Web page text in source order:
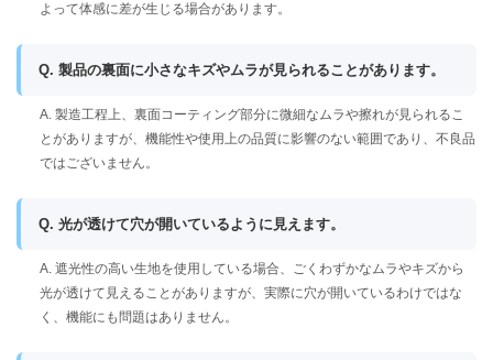
よって体感に差が生じる場合があります。
Q. 製品の裏面に小さなキズやムラが見られることがあります。
A. 製造工程上、裏面コーティング部分に微細なムラや擦れが見られるこ
とがありますが、機能性や使用上の品質に影響のない範囲であり、不良品
ではございません。
Q. 光が透けて穴が開いているように見えます。
A. 遮光性の高い生地を使用している場合、ごくわずかなムラやキズから
光が透けて見えることがありますが、実際に穴が開いているわけではな
く、機能にも問題はありません。